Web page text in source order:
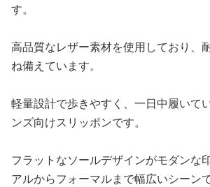
す。
高品質なレザー素材を使用しており、
ね備えています。
軽量設計で歩きやすく、一日中履いて
ンズ向けスリッポンです。
フラットなソールデザインがモダンな
アルからフォーマルまで幅広いシーン